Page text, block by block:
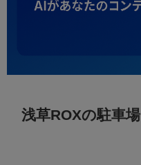
浅草ROXの駐車場